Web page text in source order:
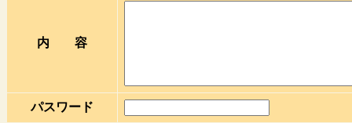
内 容
パスワード